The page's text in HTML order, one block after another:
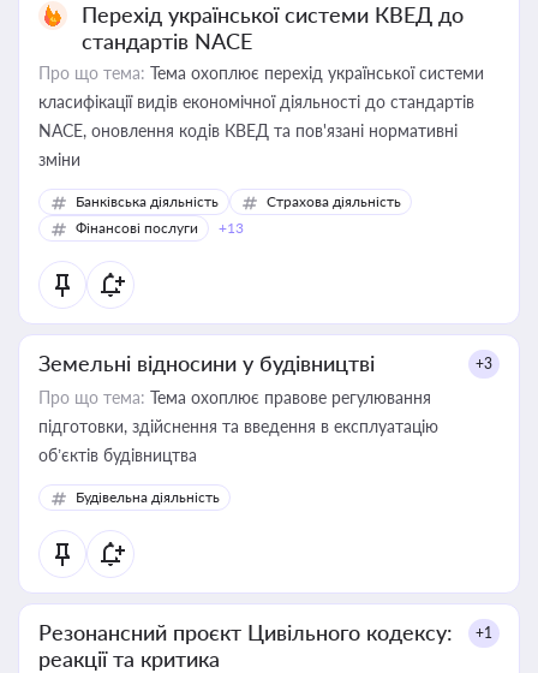
Перехід української системи КВЕД до
стандартів NACE
Про що тема: Тема охоплює перехід української системи
класифікації видів економічної діяльності до стандартів
NACE, оновлення кодів КВЕД та пов'язані нормативні
зміни
Банківська діяльність
Страхова діяльність
Фінансові послуги
+13
Земельні відносини у будівництві +3
Про що тема: Тема охоплює правове регулювання
підготовки, здійснення та введення в експлуатацію
об’єктів будівництва
Будівельна діяльність
Резонансний проєкт Цивільного кодексу:
реакції та критика
+1